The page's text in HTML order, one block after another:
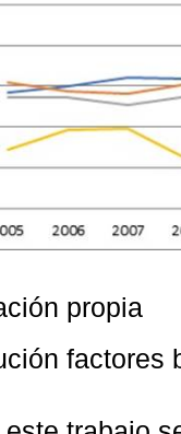
propia
factores